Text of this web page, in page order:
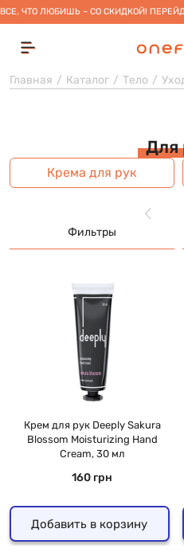
ВСЕ, ЧТО ЛЮБИШЬ – СО СКИДКОЙ!
Главная Каталог Тело
Для
Крема для рук
Фильтры
Крем для рук Deeply Sakura
Blossom Moisturizing Hand
Cream, 30 мл
160 грн
Добавить в корзину